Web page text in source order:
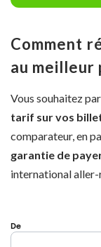
Comment
au meilleur
Vous souhaitez
tarif sur vos
comparateur, en
garantie de
international